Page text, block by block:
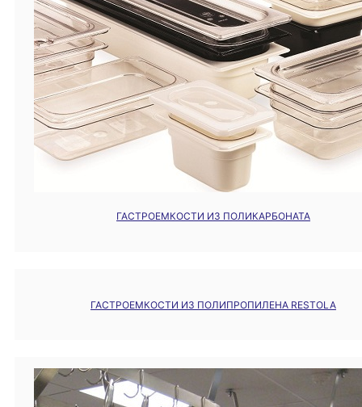
ГАСТРОЕМКОСТИ ИЗ ПОЛИКАРБОНАТА
ГАСТРОЕМКОСТИ ИЗ ПОЛИПРОПИЛЕНА RESTOLA